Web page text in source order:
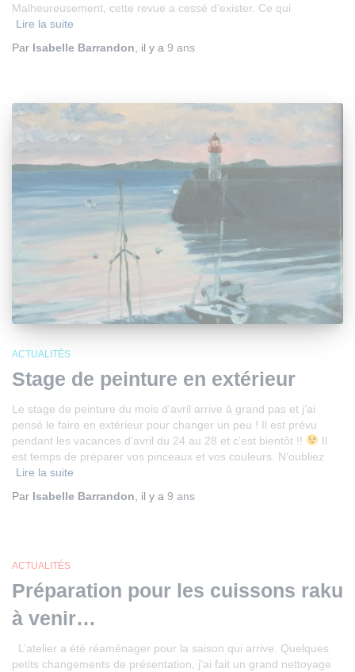
Malheureusement, cette revue a cessé d’exister. Ce qui
Lire la suite
Par Isabelle Barrandon , il y a 9 ans
ACTUALITÉS
Stage de peinture en extérieur
Le stage de peinture du mois d’avril arrive à grand pas et j’ai
pensé le faire en extérieur pour changer un peu ! Il est prévu
pendant les vacances d’avril du 24 au 28 et c’est bientôt !!
Il
est temps de préparer vos pinceaux et vos couleurs. N’oubliez
Lire la suite
Par Isabelle Barrandon , il y a 9 ans
ACTUALITÉS
Préparation pour les cuissons raku
à venir…
L’atelier a été réaménager pour la saison qui arrive. Quelques
petits changements de présentation, j’ai fait un grand nettoyage